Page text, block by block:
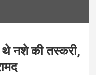
थे नशे की तस्करी,